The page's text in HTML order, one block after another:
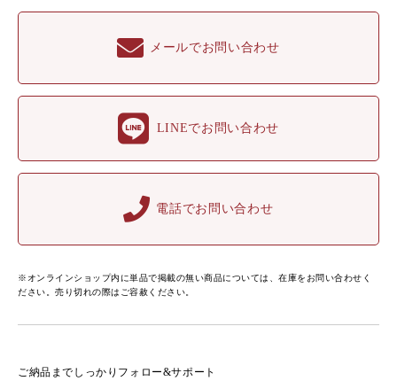
メールでお問い合わせ
LINEでお問い合わせ
電話でお問い合わせ
※オンラインショップ内に単品で掲載の無い商品については、在庫をお問い合わせく
ださい。売り切れの際はご容赦ください。
ご納品までしっかりフォロー&サポート